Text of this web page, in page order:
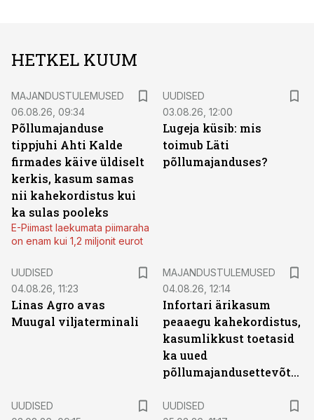
HETKEL KUUM
MAJANDUSTULEMUSED
06.08.26, 09:34
Põllumajanduse
tippjuhi Ahti Kalde
firmades käive üldiselt
kerkis, kasum samas
nii kahekordistus kui
ka sulas pooleks
E-Piimast laekumata piimaraha
on enam kui 1,2 miljonit eurot
UUDISED
03.08.26, 12:00
Lugeja küsib: mis
toimub Läti
põllumajanduses?
UUDISED
04.08.26, 11:23
Linas Agro avas
Muugal viljaterminali
MAJANDUSTULEMUSED
04.08.26, 12:14
Infortari ärikasum
peaaegu kahekordistus,
kasumlikkust toetasid
ka uued
põllumajandusettevõtted
UUDISED
UUDISED